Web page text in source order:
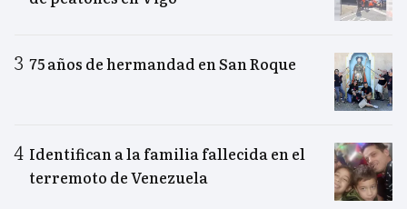
75 años de hermandad en San Roque
Identifican a la familia fallecida en el
terremoto de Venezuela